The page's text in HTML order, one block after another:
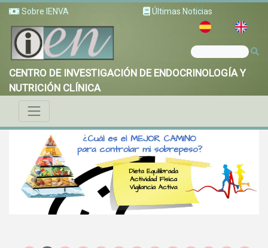
Sobre IENVA Últimas Noticias
CENTRO DE INVESTIGACIÓN DE ENDOCRINOLOGÍA Y
NUTRICIÓN CLÍNICA